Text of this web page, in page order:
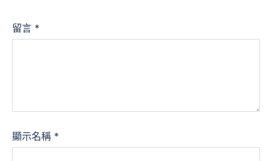
留言 *
顯示名稱 *